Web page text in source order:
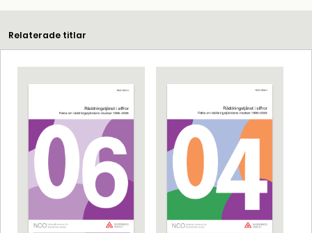
Relaterade titlar